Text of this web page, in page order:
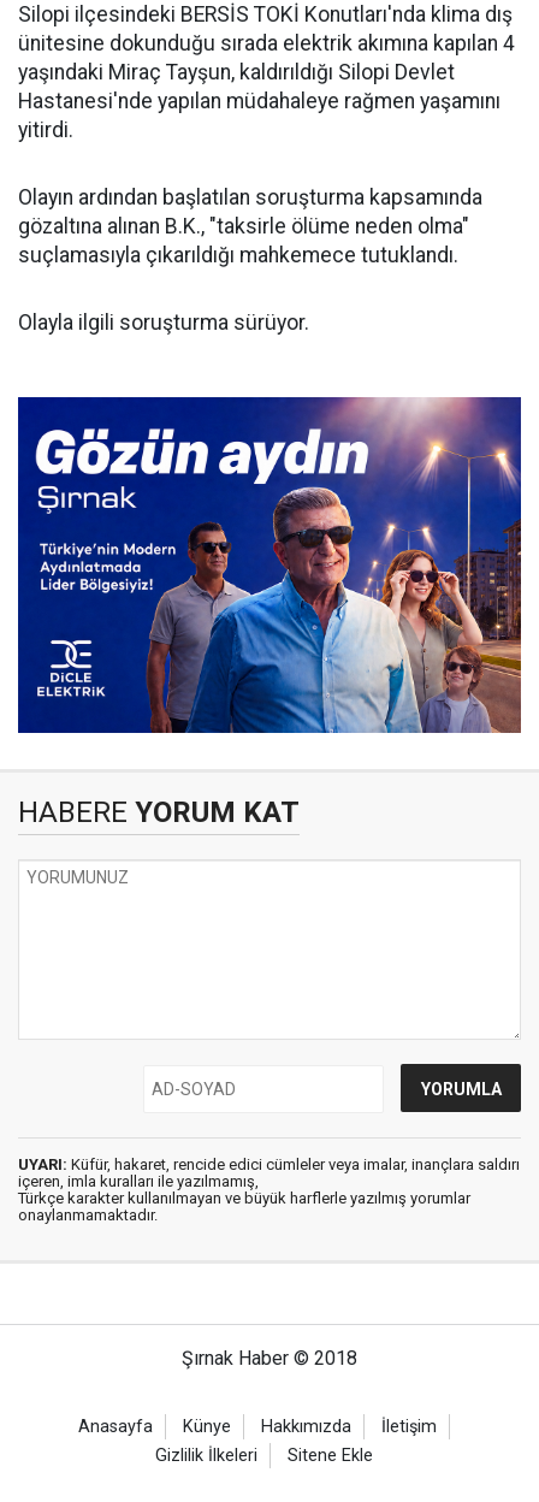
Silopi ilçesindeki BERSİS TOKİ Konutları'nda klima dış
ünitesine dokunduğu sırada elektrik akımına kapılan 4
yaşındaki Miraç Tayşun, kaldırıldığı Silopi Devlet
Hastanesi'nde yapılan müdahaleye rağmen yaşamını
yitirdi.
Olayın ardından başlatılan soruşturma kapsamında
gözaltına alınan B.K., "taksirle ölüme neden olma"
suçlamasıyla çıkarıldığı mahkemece tutuklandı.
Olayla ilgili soruşturma sürüyor.
HABERE YORUM KAT
UYARI: Küfür, hakaret, rencide edici cümleler veya imalar, inançlara saldırı
içeren, imla kuralları ile yazılmamış,
Türkçe karakter kullanılmayan ve büyük harflerle yazılmış yorumlar
onaylanmamaktadır.
Şırnak Haber © 2018
Anasayfa Künye Hakkımızda
İletişim
Gizlilik İlkeleri
Sitene Ekle